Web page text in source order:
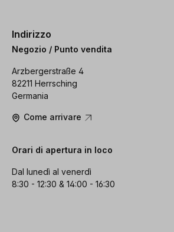
Indirizzo
Negozio / Punto vendita
Arzbergerstraße 4
82211 Herrsching
Germania
Come arrivare
Orari di apertura in loco
Dal lunedì al venerdì
8:30 - 12:30 & 14:00 - 16:30